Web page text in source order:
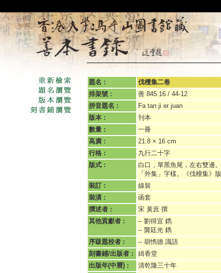
題名 :
伐檀集二卷
排架號 :
善 845.16 / 44-12
拼音題名 :
Fa tan ji er juan
版本 :
刊本
數量 :
一冊
高廣 :
21.8 × 16 cm
行格 :
九行二十字
版式 :
白口，單黑魚尾，左右雙邊
「外集」字樣。《伐檀集》
裝訂 :
線裝
裝潢 :
函套
撰述者 :
宋 黃庶 撰
其他貢獻者 :
-- 劉得宜 鐫
-- 龔廷光 鐫
序跋題校者 :
-- 胡懏德 識語
刻書鋪/出版者 :
緝香堂
出版年(中曆) :
清乾隆三十年